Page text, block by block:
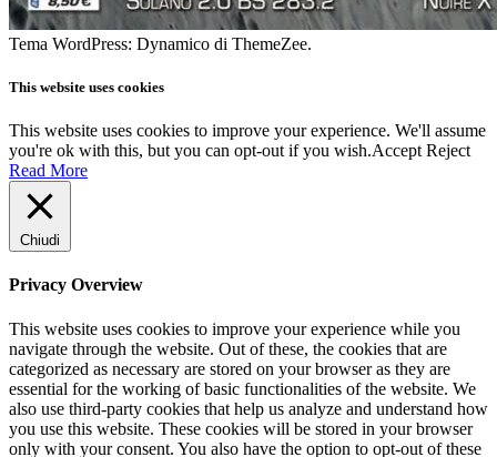
Tema WordPress: Dynamico di ThemeZee.
This website uses cookies
This website uses cookies to improve your experience. We'll assume
you're ok with this, but you can opt-out if you wish.Accept Reject
Read More
Chiudi
Privacy Overview
This website uses cookies to improve your experience while you
navigate through the website. Out of these, the cookies that are
categorized as necessary are stored on your browser as they are
essential for the working of basic functionalities of the website. We
also use third-party cookies that help us analyze and understand how
you use this website. These cookies will be stored in your browser
only with your consent. You also have the option to opt-out of these